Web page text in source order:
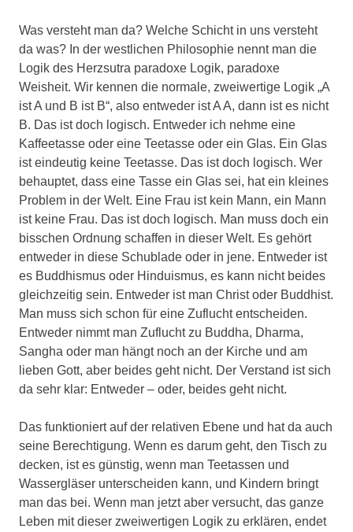
Was versteht man da? Welche Schicht in uns versteht
da was? In der westlichen Philosophie nennt man die
Logik des Herzsutra paradoxe Logik, paradoxe
Weisheit. Wir kennen die normale, zweiwertige Logik „A
ist A und B ist B“, also entweder ist A A, dann ist es nicht
B. Das ist doch logisch. Entweder ich nehme eine
Kaffeetasse oder eine Teetasse oder ein Glas. Ein Glas
ist eindeutig keine Teetasse. Das ist doch logisch. Wer
behauptet, dass eine Tasse ein Glas sei, hat ein kleines
Problem in der Welt. Eine Frau ist kein Mann, ein Mann
ist keine Frau. Das ist doch logisch. Man muss doch ein
bisschen Ordnung schaffen in dieser Welt. Es gehört
entweder in diese Schublade oder in jene. Entweder ist
es Buddhismus oder Hinduismus, es kann nicht beides
gleichzeitig sein. Entweder ist man Christ oder Buddhist.
Man muss sich schon für eine Zuflucht entscheiden.
Entweder nimmt man Zuflucht zu Buddha, Dharma,
Sangha oder man hängt noch an der Kirche und am
lieben Gott, aber beides geht nicht. Der Verstand ist sich
da sehr klar: Entweder – oder, beides geht nicht.
Das funktioniert auf der relativen Ebene und hat da auch
seine Berechtigung. Wenn es darum geht, den Tisch zu
decken, ist es günstig, wenn man Teetassen und
Wassergläser unterscheiden kann, und Kindern bringt
man das bei. Wenn man jetzt aber versucht, das ganze
Leben mit dieser zweiwertigen Logik zu erklären, endet